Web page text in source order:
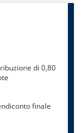
di 0,80
finale